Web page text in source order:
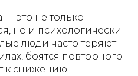
это не только
но и психологически
люди часто теряют
боятся повторного
к снижению